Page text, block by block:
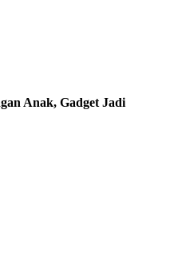
Anak, Gadget Jadi